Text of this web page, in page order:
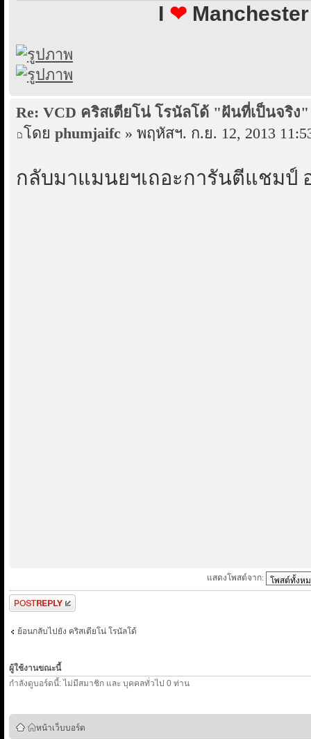
I ❤
Re: VCD คริสเตียโน่ โรนัลโด้ "ฝันที่เป็นจริง"
โดย phumjaifc » พฤหัสฯ. ก.ย. 12, 2013
กลับมาแมนยฯเถอะการันตีแชมป์
แสดงโพสต์จาก:
ตอบกระทู้
ย้อนกลับไปยัง คริสเตียโน่ โรนัลโด้
ผู้ใช้งานขณะนี้
กำลังดูบอร์ดนี้: ไม่มีสมาชิก และ บุคคลทั่วไป 0 ท่าน
หน้าเว็บบอร์ด